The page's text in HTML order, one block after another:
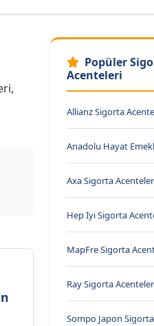
Popüler
Acenteleri
Allianz Sigorta
Anadolu Hayat
Axa Sigorta
Hep İyi Sigorta
MapFre Sigorta
Ray Sigorta
Sompo Japon